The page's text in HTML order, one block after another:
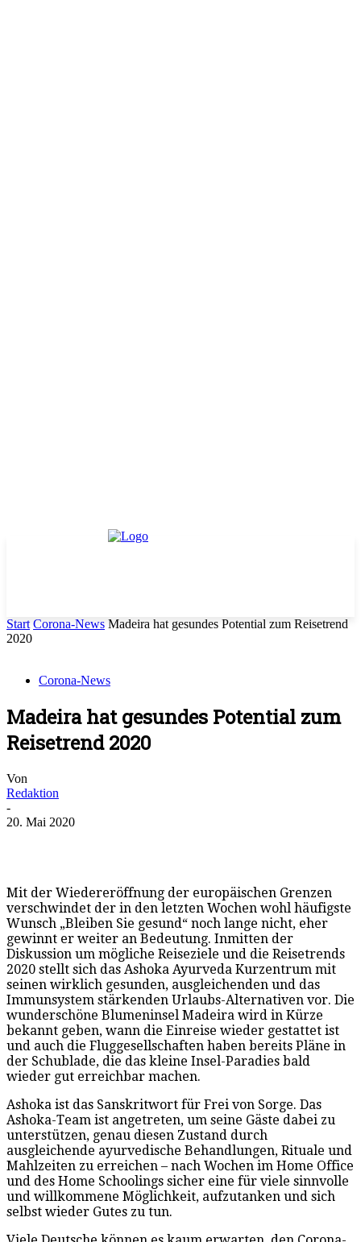
Start Corona-News Madeira hat gesundes Potential zum Reisetrend
2020
Corona-News
Madeira hat gesundes Potential zum
Reisetrend 2020
Von
Redaktion
-
20. Mai 2020
Mit der Wiedereröffnung der europäischen Grenzen
verschwindet der in den letzten Wochen wohl häufigste
Wunsch „Bleiben Sie gesund“ noch lange nicht, eher
gewinnt er weiter an Bedeutung. Inmitten der
Diskussion um mögliche Reiseziele und die Reisetrends
2020 stellt sich das Ashoka Ayurveda Kurzentrum mit
seinen wirklich gesunden, ausgleichenden und das
Immunsystem stärkenden Urlaubs-Alternativen vor. Die
wunderschöne Blumeninsel Madeira wird in Kürze
bekannt geben, wann die Einreise wieder gestattet ist
und auch die Fluggesellschaften haben bereits Pläne in
der Schublade, die das kleine Insel-Paradies bald
wieder gut erreichbar machen.
Ashoka ist das Sanskritwort für Frei von Sorge. Das
Ashoka-Team ist angetreten, um seine Gäste dabei zu
unterstützen, genau diesen Zustand durch
ausgleichende ayurvedische Behandlungen, Rituale und
Mahlzeiten zu erreichen – nach Wochen im Home Office
und des Home Schoolings sicher eine für viele sinnvolle
und willkommene Möglichkeit, aufzutanken und sich
selbst wieder Gutes zu tun.